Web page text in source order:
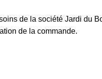
de la société Jardi du
de la commande.